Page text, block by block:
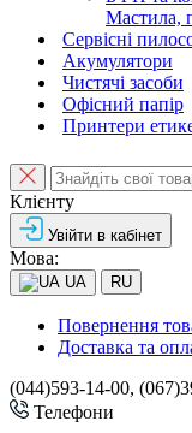
Мастила,
Сервісні
Акумулятори
Чистячі засоби
Офісний папір
Принтери
Клієнту
Увійти в кабінет
Мова:
UA RU
Повернення
Доставка та
(044)593-14-00,
Телефони